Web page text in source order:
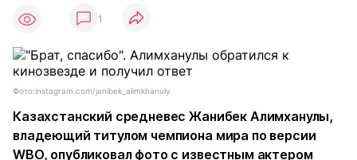
1
Фото:instagram.com/janibek_alimkhanuly
Казахстанский средневесЖанибек Алимханулы,
владеющий титулом чемпиона мира по версии
WBO, опубликовал фото с известным актером